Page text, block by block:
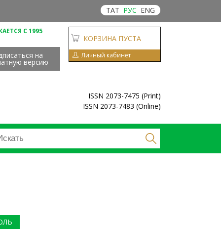
ТАТ РУС ENG
С 1995
на
версию
КОРЗИНА ПУСТА
Личный кабинет
ISSN 2073-7475 (Print)
ISSN 2073-7483 (Online)